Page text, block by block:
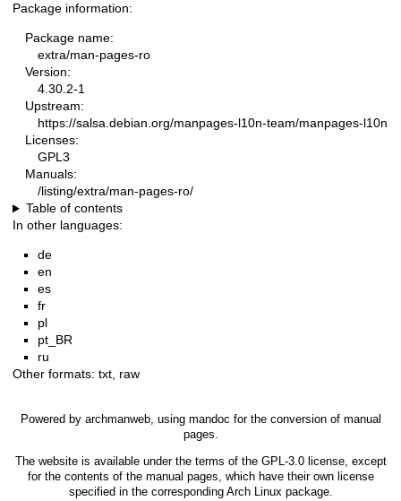
Package information:
Package name:
extra/man-pages-ro
Version:
4.30.2-1
Upstream:
https://salsa.debian.org/manpages-l10n-team/manpages-l10n
Licenses:
GPL3
Manuals:
/listing/extra/man-pages-ro/
Table of contents
In other languages:
de
en
es
fr
pl
pt_BR
ru
Other formats: txt, raw
Powered by archmanweb, using mandoc for the conversion of manual
pages.
The website is available under the terms of the GPL-3.0license, except
for the contents of the manual pages, which have their own license
specified in the corresponding Arch Linux package.